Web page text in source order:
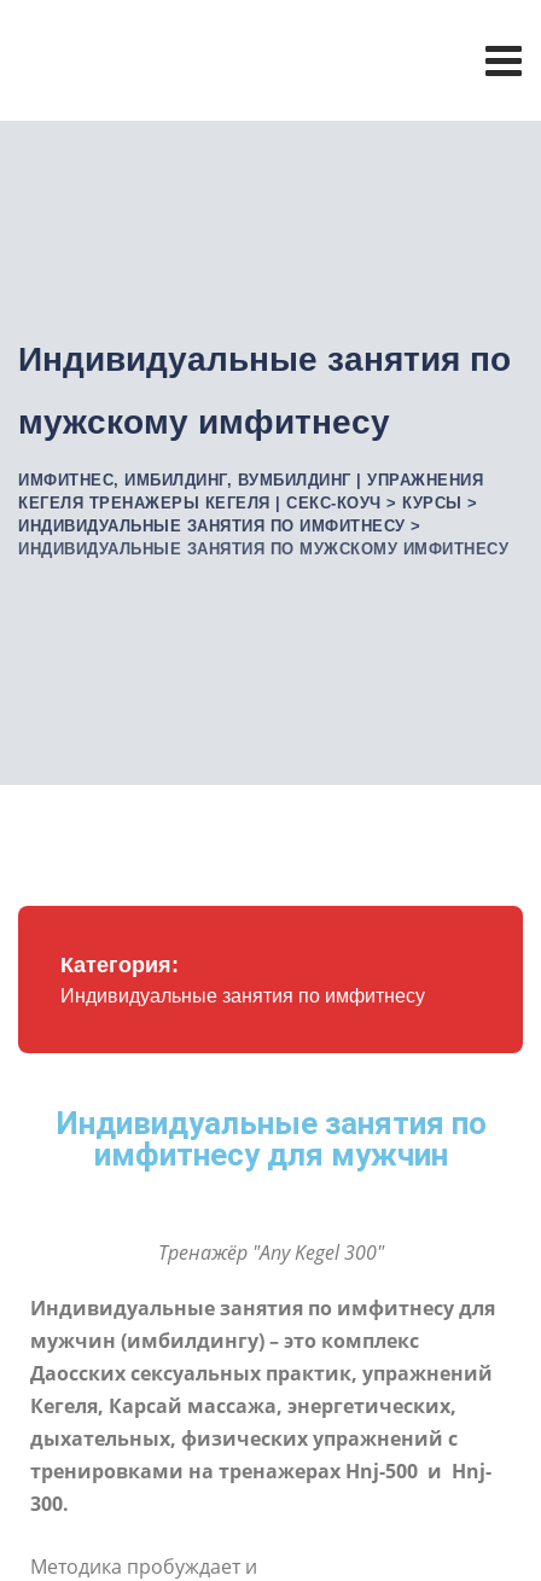
Индивидуальные занятия по
мужскому имфитнесу
ИМФИТНЕС, ИМБИЛДИНГ, ВУМБИЛДИНГ | УПРАЖНЕНИЯ
КЕГЕЛЯ ТРЕНАЖЕРЫ КЕГЕЛЯ | СЕКС-КОУЧ > КУРСЫ >
ИНДИВИДУАЛЬНЫЕ ЗАНЯТИЯ ПО ИМФИТНЕСУ >
ИНДИВИДУАЛЬНЫЕ ЗАНЯТИЯ ПО МУЖСКОМУ ИМФИТНЕСУ
Категория:
Индивидуальные занятия по имфитнесу
Индивидуальные занятия по
имфитнесу для мужчин
Тренажёр "Any Kegel 300"
Индивидуальные занятия по имфитнесу для
мужчин (имбилдингу) – это комплекс
Даосских сексуальных практик, упражнений
Кегеля, Карсай массажа, энергетических,
дыхательных, физических упражнений с
тренировками на тренажерах Hnj-500 и Hnj-
300.
Методика пробуждает и